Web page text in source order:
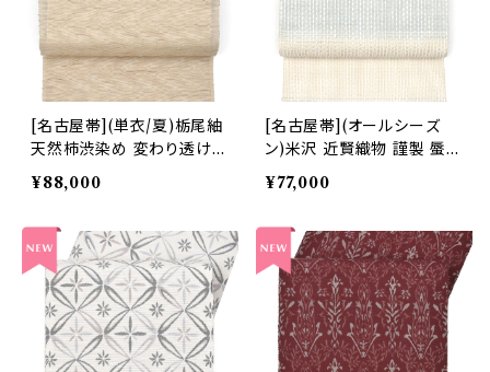
[名古屋帯](単衣/夏)栃尾紬
天然柿渋染め 変わり透け
紬 九寸帯 正絹 日本製(商
品番号:22503)
¥88,000
[名古屋帯](オールシーズ
ン)米沢 近賢織物 謹製 蜃
気楼 オーロラ 八寸帯 絹×
和紙 日本製(商品番号:225
¥77,000